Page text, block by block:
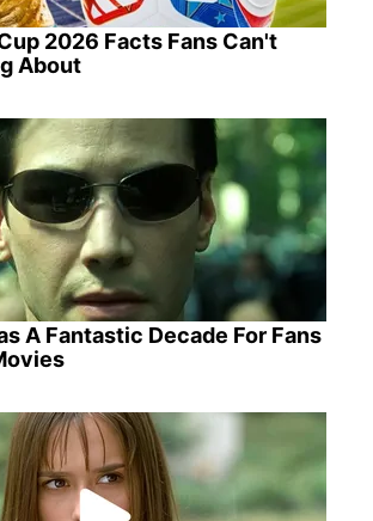
2026 Facts Fans Can't
About
A Fantastic Decade For Fans